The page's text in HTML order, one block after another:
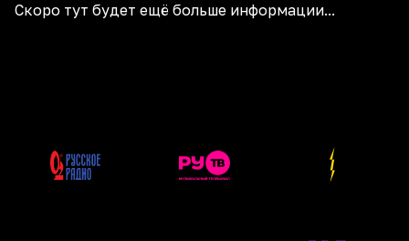
Скоро тут будет ещё больше информации...